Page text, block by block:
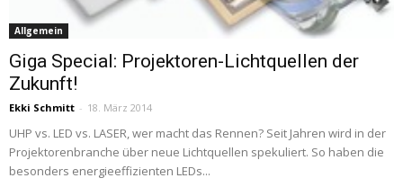
Allgemein
Giga Special: Projektoren-Lichtquellen der
Zukunft!
Ekki Schmitt - 18. März 2014
UHP vs. LED vs. LASER, wer macht das Rennen? Seit Jahren wird in der
Projektorenbranche über neue Lichtquellen spekuliert. So haben die
besonders energieeffizienten LEDs...